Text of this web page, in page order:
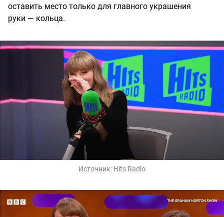
оставить место только для главного украшения
руки — кольца.
Источник: Hits Radio